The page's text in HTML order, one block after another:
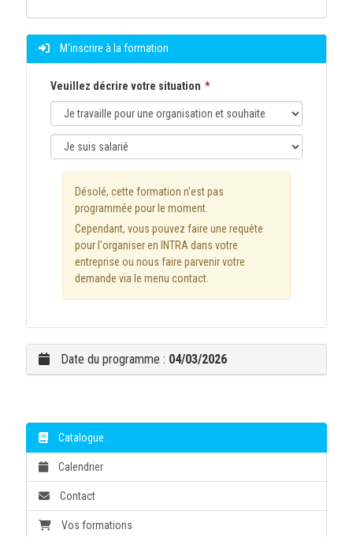
M'inscrire à la formation
Veuillez décrire votre situation
Désolé, cette formation n'est pas
programmée pour le moment.
Cependant, vous pouvez faire une requête
pour l'organiser en INTRA dans votre
entreprise ou nous faire parvenir votre
demande via le menu contact.
Date du programme : 04/03/2026
Catalogue
Calendrier
Contact
Vos formations